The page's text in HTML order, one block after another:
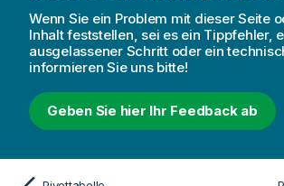
Wenn Sie ein Problem mit dieser Seite
Inhalt feststellen, sei es ein Tippfehler,
ausgelassener Schritt oder ein
informieren Sie uns bitte!
Geben Sie hier Ihr Feedback ab